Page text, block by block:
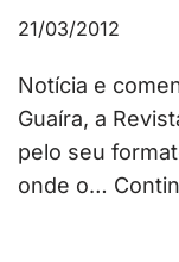
21/03/2012
Notícia e
Guaíra, a
pelo seu
onde o…